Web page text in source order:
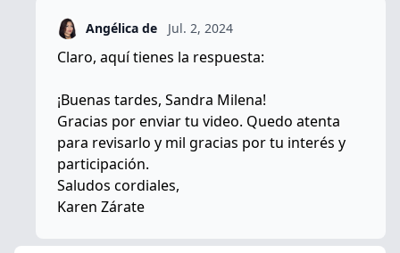
Angélica de Jul. 2, 2024
Claro, aquí tienes la respuesta:
¡Buenas tardes, Sandra Milena!
Gracias por enviar tu video. Quedo atenta
para revisarlo y mil gracias por tu interés y
participación.
Saludos cordiales,
Karen Zárate